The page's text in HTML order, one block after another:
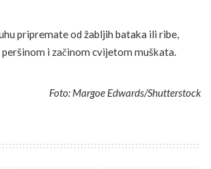
pripremate od žabljih bataka ili ribe,
i začinom cvijetom muškata.
Foto: Margoe Edwards/Shutterstock